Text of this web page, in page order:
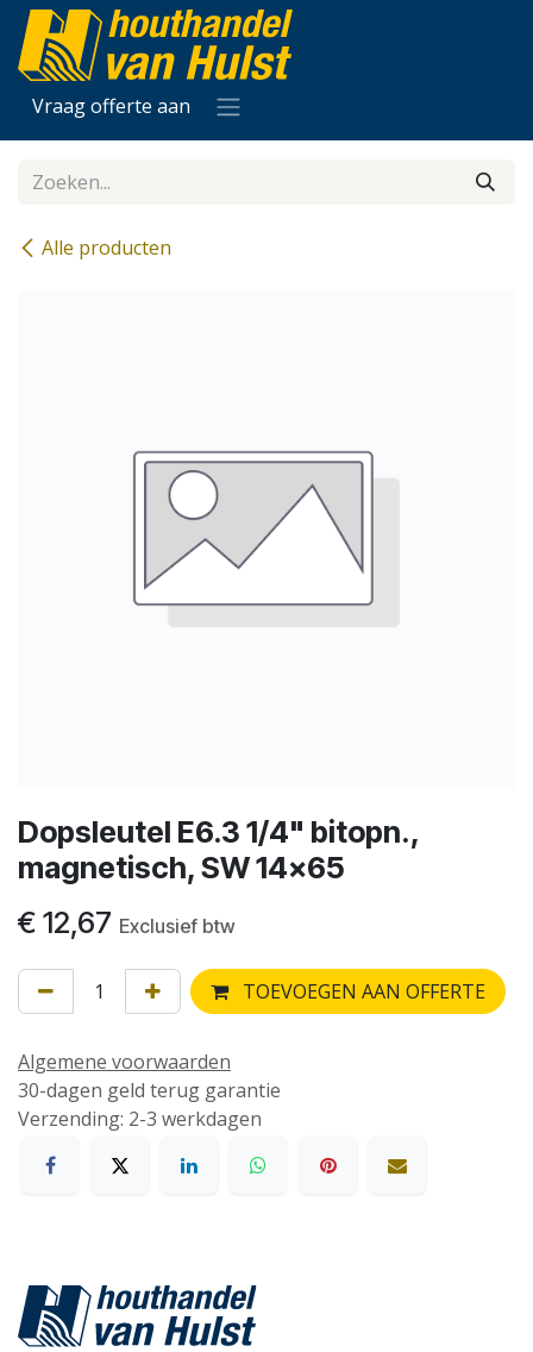
Overslaan naar inhoud
Vraag offerte aan
Alle producten
Dopsleutel E6.3 1/4" bitopn.,
magnetisch, SW 14x65
€ 12,67 Exclusief btw
TOEVOEGEN AAN OFFERTE
Algemene voorwaarden
30-dagen geld terug garantie
Verzending: 2-3 werkdagen